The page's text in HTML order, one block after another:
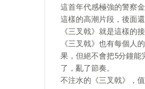
這首年代感極強的警察
這樣的高潮片段，後面
《三叉戟》就是這樣的
《三叉戟》也有每個人
果，但絕不會把5分鐘能
了，亂了節奏。
不注水的《三叉戟》，值